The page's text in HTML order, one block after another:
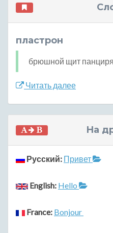
пластрон
брюшной щит
Читать далее
На
Русский: Привет
English: Hello
France: Bonjour